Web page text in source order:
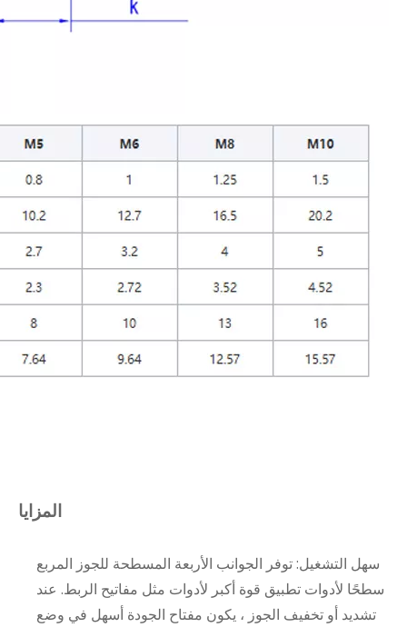
المزايا
سهل التشغيل: توفر الجوانب الأربعة المسطحة للجوز المربع
سطحًا لأدوات تطبيق قوة أكبر لأدوات مثل مفاتيح الربط. عند
تشديد أو تخفيف الجوز ، يكون مفتاح الجودة أسهل في وضع